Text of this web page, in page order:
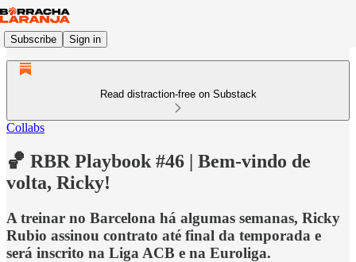
Subscribe Sign in
Read distraction-free on Substack
Collabs
🏀 RBR Playbook #46 | Bem-vindo de
volta, Ricky!
A treinar no Barcelona há algumas semanas, Ricky
Rubio assinou contrato até final da temporada e
será inscrito na Liga ACB e na Euroliga.